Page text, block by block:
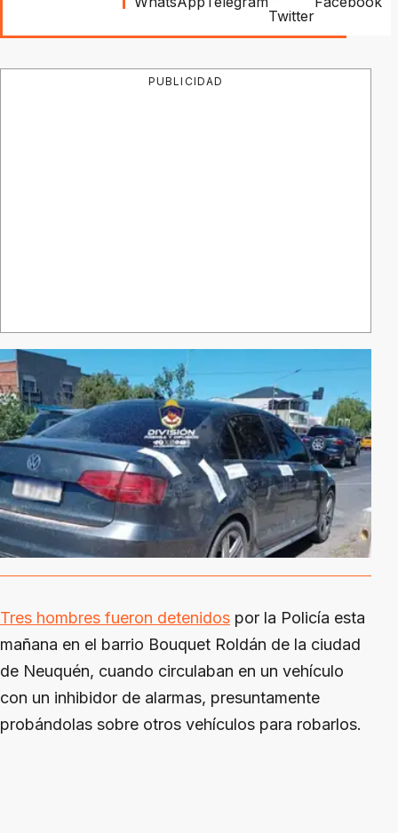
PUBLICIDAD
Tres hombres fueron detenidos por la Policía esta
mañana en el barrio Bouquet Roldán de la ciudad
de Neuquén, cuando circulaban en un vehículo
con un inhibidor de alarmas, presuntamente
probándolas sobre otros vehículos para robarlos.